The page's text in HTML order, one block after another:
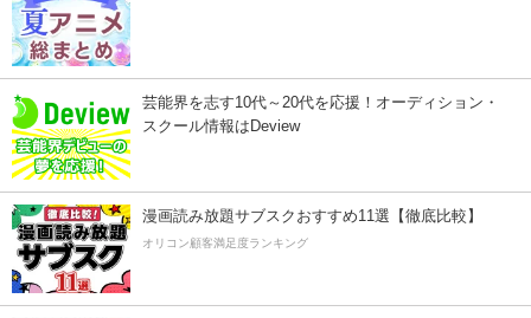
芸能界を志す10代～20代を応援！オーディション・
スクール情報はDeview
漫画読み放題サブスクおすすめ11選【徹底比較】
オリコン顧客満足度ランキング